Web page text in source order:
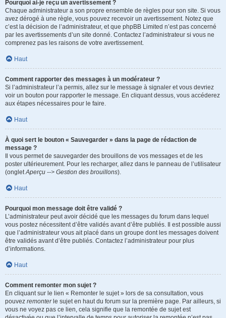
Pourquoi ai-je reçu un avertissement ?
Chaque administrateur a son propre ensemble de règles pour son site. Si vous
avez dérogé à une règle, vous pouvez recevoir un avertissement. Notez que
c’est la décision de l’administrateur, et que phpBB Limited n’est pas concerné
par les avertissements d’un site donné. Contactez l’administrateur si vous ne
comprenez pas les raisons de votre avertissement.
Haut
Comment rapporter des messages à un modérateur ?
Si l’administrateur l’a permis, allez sur le message à signaler et vous devriez
voir un bouton pour rapporter le message. En cliquant dessus, vous accéderez
aux étapes nécessaires pour le faire.
Haut
À quoi sert le bouton « Sauvegarder » dans la page de rédaction de
message ?
Il vous permet de sauvegarder des brouillons de vos messages et de les
poster ultérieurement. Pour les recharger, allez dans le panneau de l’utilisateur
(ongletAperçu --> Gestion des brouillons).
Haut
Pourquoi mon message doit être validé ?
L’administrateur peut avoir décidé que les messages du forum dans lequel
vous postez nécessitent d’être validés avant d’être publiés. Il est possible aussi
que l’administrateur vous ait placé dans un groupe dont les messages doivent
être validés avant d’être publiés. Contactez l’administrateur pour plus
d’informations.
Haut
Comment remonter mon sujet ?
En cliquant sur le lien « Remonter le sujet » lors de sa consultation, vous
pouvez remonterle sujet en haut du forum sur la première page. Par ailleurs, si
vous ne voyez pas ce lien, cela signifie que la remontée de sujet est